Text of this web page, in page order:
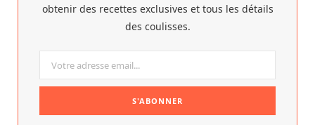
obtenir des recettes exclusives et tous les détails
des coulisses.